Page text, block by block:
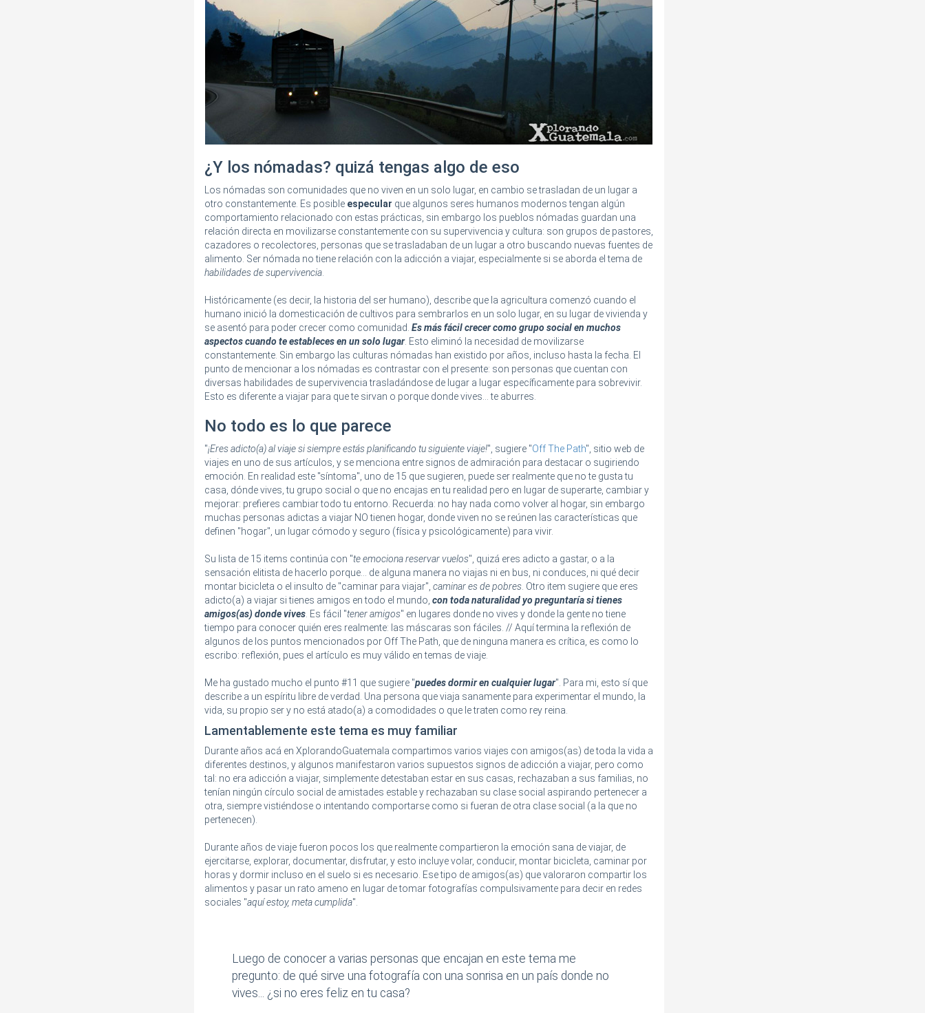
¿Y los nómadas? quizá tengas algo de eso
Los nómadas son comunidades que no viven en un solo lugar, en cambio se trasladan de un lugar a
otro constantemente. Es posible especular que algunos seres humanos modernos tengan algún
comportamiento relacionado con estas prácticas, sin embargo los pueblos nómadas guardan una
relación directa en movilizarse constantemente con su supervivencia y cultura: son grupos de pastores,
cazadores o recolectores, personas que se trasladaban de un lugar a otro buscando nuevas fuentes de
alimento. Ser nómada no tiene relación con la adicción a viajar, especialmente si se aborda el tema de
habilidades de supervivencia
Históricamente (es decir, la historia del ser humano), describe que la agricultura comenzó cuando el
humano inició la domesticación de cultivos para sembrarlos en un solo lugar, en su lugar de vivienda y
se asentó para poder crecer como comunidad. Es más fácil crecer como grupo social en muchos
aspectos cuando te estableces en un solo lugar. Esto eliminó la necesidad de movilizarse
constantemente. Sin embargo las culturas nómadas han existido por años, incluso hasta la fecha. El
punto de mencionar a los nómadas es contrastar con el presente: son personas que cuentan con
diversas habilidades de supervivencia trasladándose de lugar a lugar específicamente para sobrevivir.
Esto es diferente a viajar para que te sirvan o porque donde vives... te aburres.
No todo es lo que parece
"¡Eres adicto(a) al viaje si siempre estás planificando tu siguiente viaje!", sugiere "Off The Path", sitio web de
viajes en uno de sus artículos, y se menciona entre signos de admiración para destacar o sugiriendo
emoción. En realidad este "síntoma", uno de 15 que sugieren, puede ser realmente que no te gusta tu
casa, dónde vives, tu grupo social o que no encajas en tu realidad pero en lugar de superarte, cambiar y
mejorar: prefieres cambiar todo tu entorno. Recuerda: no hay nada como volver al hogar, sin embargo
muchas personas adictas a viajar NO tienen hogar, donde viven no se reúnen las características que
definen "hogar", un lugar cómodo y seguro (física y psicológicamente) para vivir.
Su lista de 15 items continúa con "te emociona reservar vuelos", quizá eres adicto a gastar, o a la
sensación elitista de hacerlo porque... de alguna manera no viajas ni en bus, ni conduces, ni qué decir
montar bicicleta o el insulto de "caminar para viajar", caminar es de pobres . Otro item sugiere que eres
adicto(a) a viajar si tienes amigos en todo el mundo, con toda naturalidad yo preguntaría si tienes
amigos(as) donde vives . Es fácil "tener amigos" en lugares donde no vives y donde la gente no tiene
tiempo para conocer quién eres realmente: las máscaras son fáciles. // Aquí termina la reflexión de
algunos de los puntos mencionados por Off The Path, que de ninguna manera es crítica, es como lo
escribo: reflexión, pues el artículo es muy válido en temas de viaje.
Me ha gustado mucho el punto #11 que sugiere "puedes dormir en cualquier lugar". Para mi, esto sí que
describe a un espíritu libre de verdad. Una persona que viaja sanamente para experimentar el mundo, la
vida, su propio ser y no está atado(a) a comodidades o que le traten como rey reina.
Lamentablemente este tema es muy familiar
Durante años acá en XplorandoGuatemala compartimos varios viajes con amigos(as) de toda la vida a
diferentes destinos, y algunos manifestaron varios supuestos signos de adicción a viajar, pero como
tal: no era adicción a viajar, simplemente detestaban estar en sus casas, rechazaban a sus familias, no
tenían ningún círculo social de amistades estable y rechazaban su clase social aspirando pertenecer a
otra, siempre vistiéndose o intentando comportarse como si fueran de otra clase social (a la que no
pertenecen).
Durante años de viaje fueron pocos los que realmente compartieron la emoción sana de viajar, de
ejercitarse, explorar, documentar, disfrutar, y esto incluye volar, conducir, montar bicicleta, caminar por
horas y dormir incluso en el suelo si es necesario. Ese tipo de amigos(as) que valoraron compartir los
alimentos y pasar un rato ameno en lugar de tomar fotografías compulsivamente para decir en redes
sociales "aquí estoy, meta cumplida".
Luego de conocer a varias personas que encajan en este tema me
pregunto: de qué sirve una fotografía con una sonrisa en un país donde no
vives... ¿si no eres feliz en tu casa?